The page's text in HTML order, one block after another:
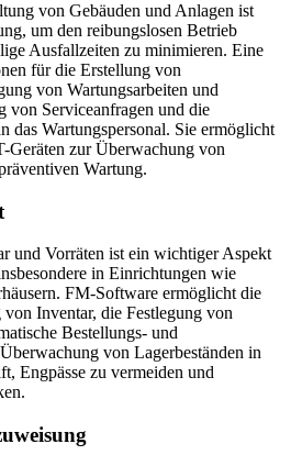
von Gebäuden und Anlagen ist
um den reibungslosen Betrieb
Ausfallzeiten zu minimieren. Eine
für die Erstellung von
von Wartungsarbeiten und
von Serviceanfragen und die
das Wartungspersonal. Sie ermöglicht
Geräten zur Überwachung von
Wartung.
und Vorräten ist ein wichtiger Aspekt
in Einrichtungen wie
FM-Software ermöglicht die
Inventar, die Festlegung von
Bestellungs- und
von Lagerbeständen in
Engpässe zu vermeiden und